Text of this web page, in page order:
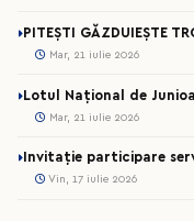
PITEȘTI GĂZDUIEȘTE
Mar, 21 iulie 2026
Lotul Național de
Mar, 21 iulie 2026
Invitație participare
Vin, 17 iulie 2026